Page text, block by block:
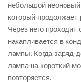
небольшой
который продолжает
Через него проходит
накапливается в
лампы. Когда заряд
лампа на короткий
повторяется.